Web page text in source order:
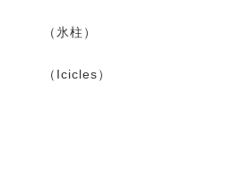
（氷柱）
（Icicles）